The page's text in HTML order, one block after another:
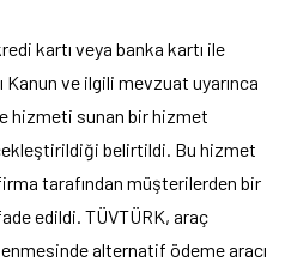
kartı veya banka kartı ile
Kanun ve ilgili mevzuat uyarınca
hizmeti sunan bir hizmet
belirtildi. Bu hizmet
firma tarafından müşterilerden bir
edildi. TÜVTÜRK, araç
alternatif ödeme aracı